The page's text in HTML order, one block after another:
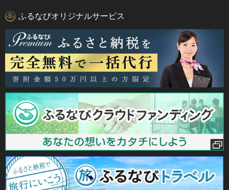
ふるなびオリジナルサービス